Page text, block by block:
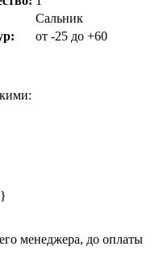
Сальник
от -25 до +60
менеджера, до оплаты